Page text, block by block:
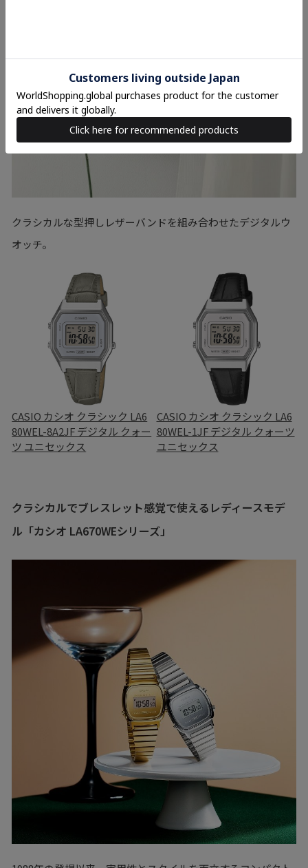
クラシカルな型押しレザーバンドを組み合わせたデジタルウ
オッチ。
CASIO カシオ クラシック LA6
80WEL-8A2JF デジタル クォー
ツ ユニセックス
CASIO カシオ クラシック LA6
80WEL-1JF デジタル クォーツ
ユニセックス
クラシカルでブレスレット感覚で使えるレディースモデ
ル「カシオ LA670WEシリーズ」